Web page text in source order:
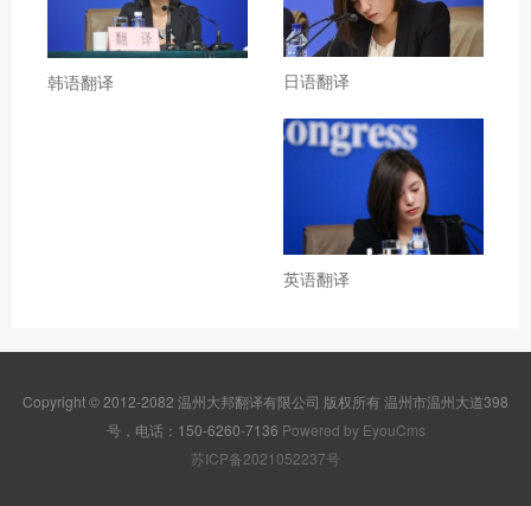
韩语翻译 日语翻译
英语翻译
Copyright © 2012-2082 温州大邦翻译有限公司 版权所有 温州市温州大道398
号，电话：150-6260-7136 Powered by EyouCms
苏ICP备2021052237号